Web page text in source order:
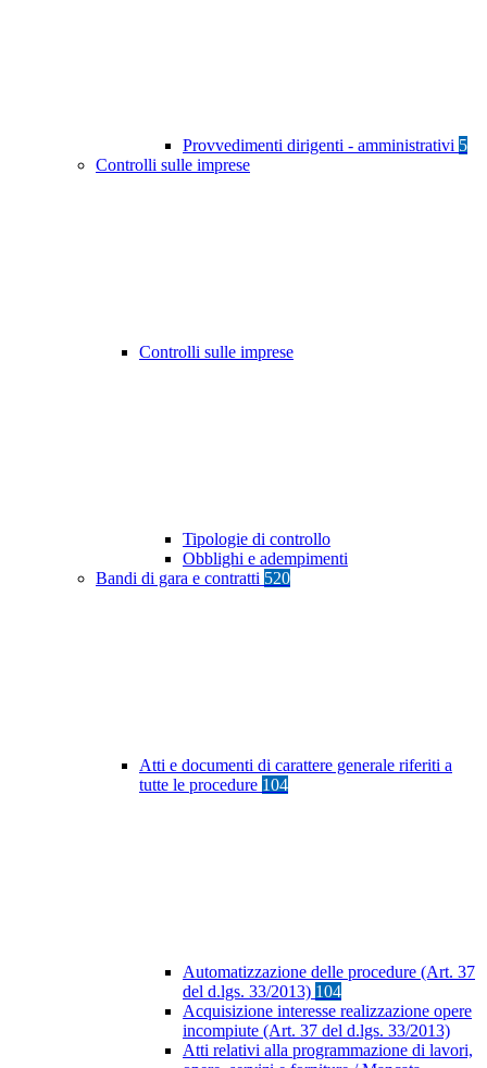
Provvedimenti dirigenti - amministrativi 5
Controlli sulle imprese
Controlli sulle imprese
Tipologie di controllo
Obblighi e adempimenti
Bandi di gara e contratti 520
Atti e documenti di carattere generale riferiti a
tutte le procedure 104
Automatizzazione delle procedure (Art. 37
del d.lgs. 33/2013) 104
Acquisizione interesse realizzazione opere
incompiute (Art. 37 del d.lgs. 33/2013)
Atti relativi alla programmazione di lavori,